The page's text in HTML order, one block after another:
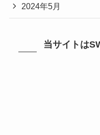
2024年5月
当サイトは